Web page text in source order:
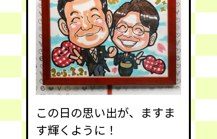
この日の思い出が、ますま
す輝くように！